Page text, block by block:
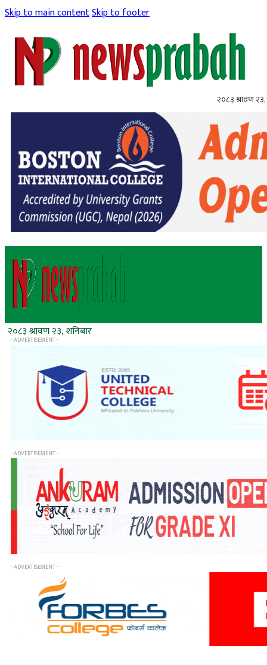
Skip to main contentSkip to footer
२०८३ श्रावण २३,
२०८३ श्रावण २३, शनिबार
- ADVERTISEMENT -
- ADVERTISEMENT -
- ADVERTISEMENT -